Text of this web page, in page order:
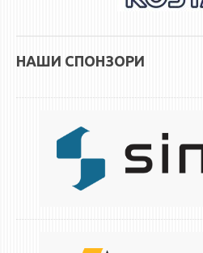
НАШИ СПОНЗОРИ